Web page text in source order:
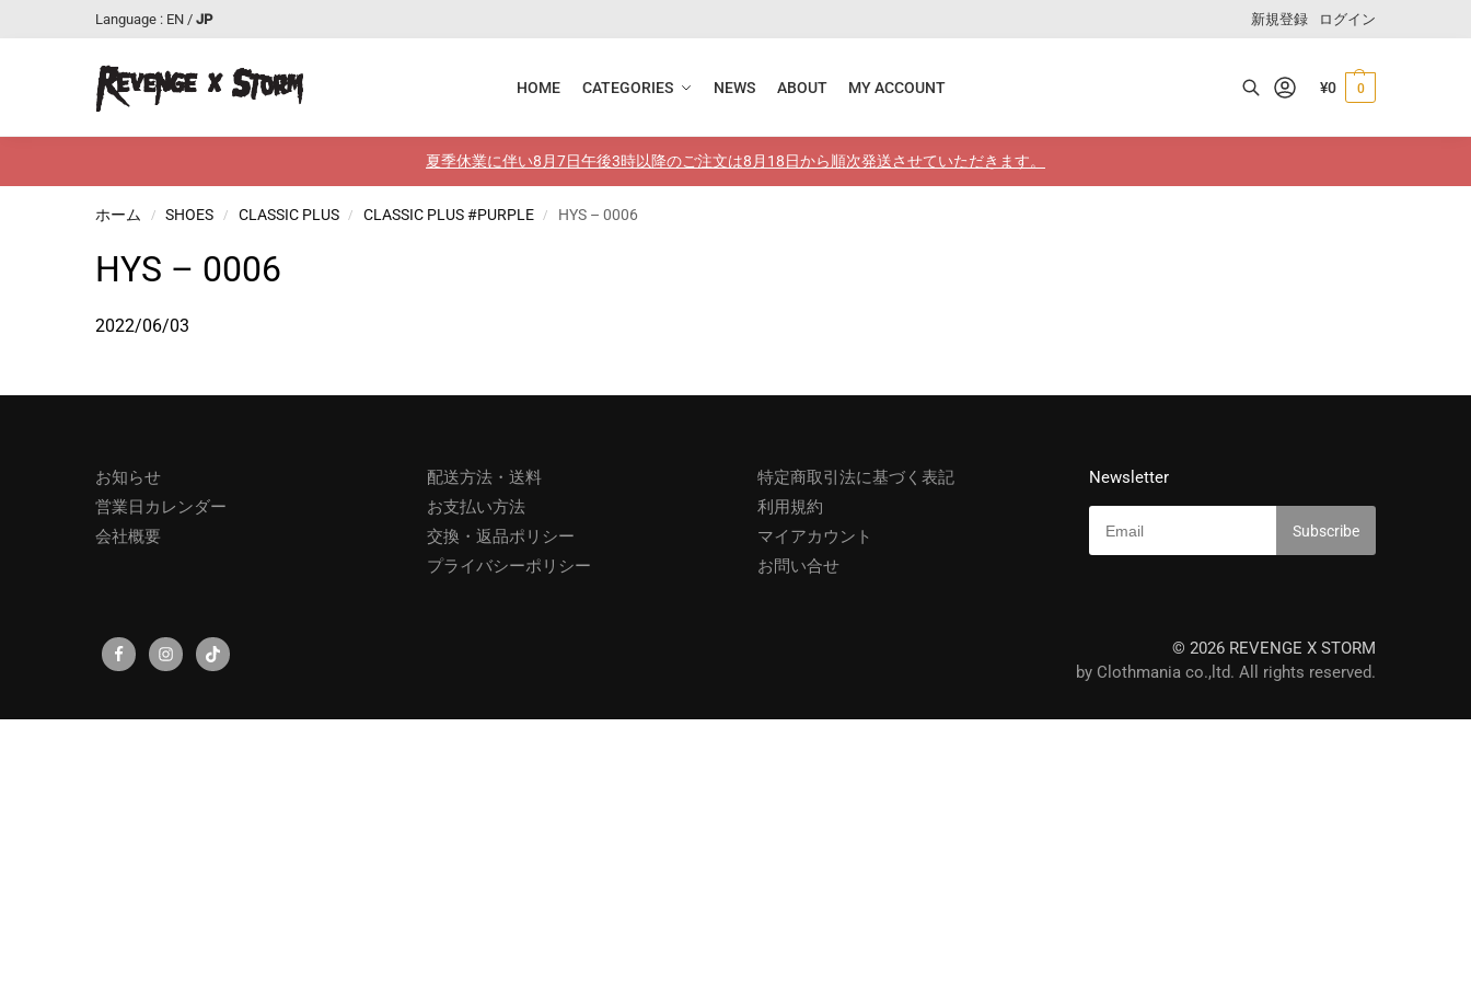
Language : EN / JP 新規登録 ログイン
HOME CATEGORIES NEWS ABOUT MY ACCOUNT
最近追加された商品
¥0 0
夏季休業に伴い8月7日午後3時以降のご注文は8月18日から順次発送させていただきます。
ホーム / SHOES / CLASSIC PLUS / CLASSIC PLUS #PURPLE / HYS – 0006
HYS – 0006
2022/06/03
お知らせ
営業日カレンダー
会社概要
配送方法・送料
お支払い方法
交換・返品ポリシー
プライバシーポリシー
特定商取引法に基づく表記
利用規約
マイアカウント
お問い合せ
Newsletter
© 2026 REVENGE X STORM
by Clothmania co.,ltd. All rights reserved.